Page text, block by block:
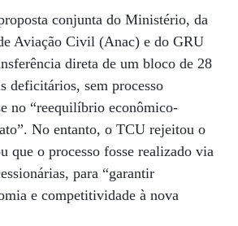
conjunta do Ministério, da
Aviação Civil (Anac) e do GRU
direta de um bloco de 28
deficitários, sem processo
no “reequilíbrio econômico-
No entanto, o TCU rejeitou o
que o processo fosse realizado via
para “garantir
e competitividade à nova